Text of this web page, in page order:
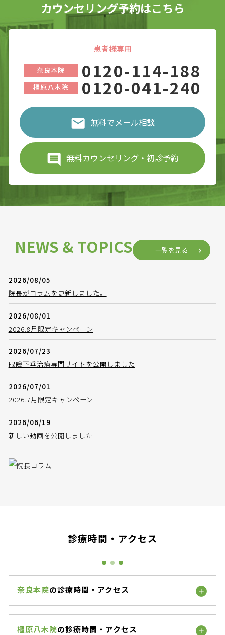
カウンセリング予約はこちら
患者様専用
奈良本院 0120-114-188
橿原八木院 0120-041-240
無料でメール相談
無料カウンセリング・初診予約
NEWS & TOPICS 一覧を見る
2026/08/05
院長がコラムを更新しました。
2026/08/01
2026.8月限定キャンペーン
2026/07/23
眼瞼下垂治療専門サイトを公開しました
2026/07/01
2026.7月限定キャンペーン
2026/06/19
新しい動画を公開しました
診療時間・アクセス
奈良本院の診療時間・アクセス
橿原八木院の診療時間・アクセス